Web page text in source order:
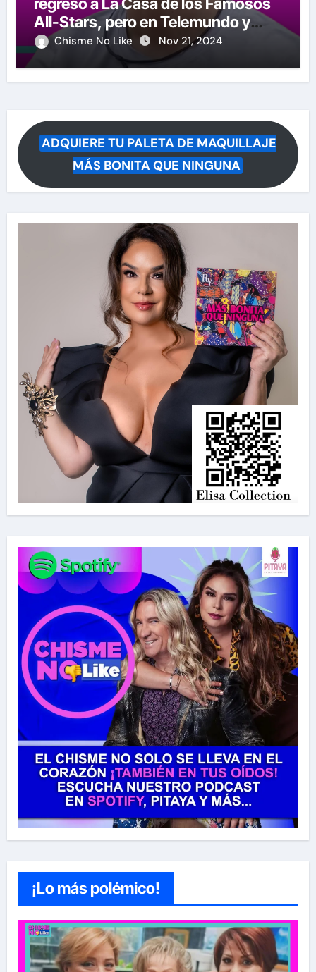
All-Stars, pero en Telemundo y
causa polémica su anuncio
Chisme No Like Nov 21, 2024
ADQUIERE TU PALETA DE MAQUILLAJE
MÁS BONITA QUE NINGUNA
¡Lo más polémico!